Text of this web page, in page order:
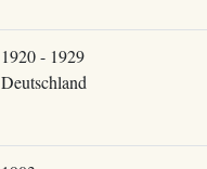
1920 - 1929
Deutschland